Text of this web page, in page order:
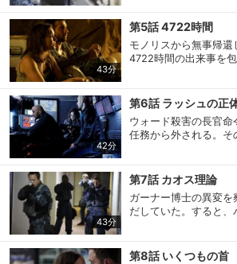
会員設定 会員情報
会員情報変更
基本情報、本人連
ジットカード情報
決済方法変更 決済方法の変更が可
3人は死亡しており、
襲った怪物が再び現れ
採取した怪物の毛束を
人はインヒューマンズ
43分
第5話 4722時間
モノリスから無事帰
4722時間の出来事を
れた宇宙飛行士ウィル
惑星で起きた悲劇と、
ろしさ、ウィルと地
が、挫折した…。そん
42分
第6話 ラッシュの正
ウォード殺害の長官
任務から外される。
イはモースを現場に復
ックスを装っていたウ
ラッカーを追う。そ
も多くを知り過ぎた
43分
第7話 カオス理論
ガーナー博士の異変
だしていた。すると
ラッシュの情報を聞き
第8話 いくつもの首